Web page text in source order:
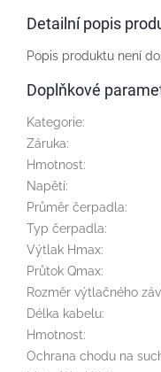
Detailní popis
Popis produktu není
Doplňkové
Kategorie:
Záruka:
Hmotnost:
Napětí:
Průměr čerpadla:
Typ čerpadla:
Výtlak Hmax:
Průtok Qmax:
Rozměr výtlačného
Délka kabelu:
Hmotnost:
Ochrana chodu na